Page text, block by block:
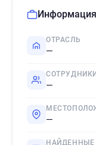
ОТРАСЛЬ
—
СОТРУДНИКИ
—
—
НАЙДЕННЫЕ